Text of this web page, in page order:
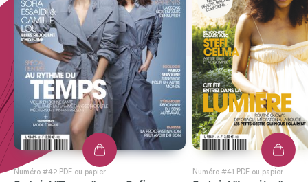
Numéro #42 PDF ou papier Numéro #41 PDF ou papier